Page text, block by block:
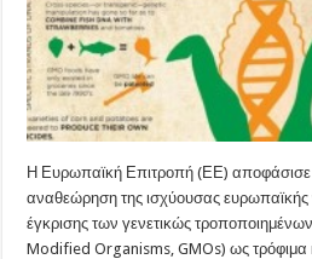
Η Ευρωπαϊκή Επιτροπή (ΕΕ) αποφάσισε
αναθεώρηση της ισχύουσας ευρωπαϊκής
έγκρισης των γενετικώς
Modified Organisms, GMOs) ως τρόφιμα